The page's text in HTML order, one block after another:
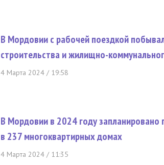
В Мордовии с рабочей поездкой
строительства и жилищно-
4 Марта 2024 / 19:58
В Мордовии в 2024 году запланировано
в 237 многоквартирных домах
4 Марта 2024 / 11:35